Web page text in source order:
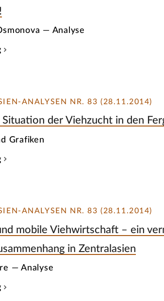
— Analyse
ANALYSEN NR. 83 (28.11.2014)
Situation der Viehzucht in den
Grafiken
ANALYSEN NR. 83 (28.11.2014)
mobile Viehwirtschaft – ein
in Zentralasien
— Analyse